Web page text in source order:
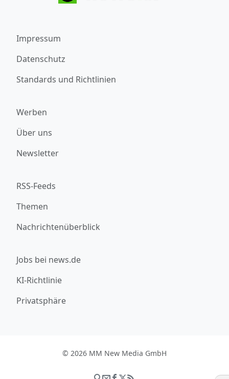
Impressum
Datenschutz
Standards und Richtlinien
Werben
Über uns
Newsletter
RSS-Feeds
Themen
Nachrichtenüberblick
Jobs bei news.de
KI-Richtlinie
Privatsphäre
© 2026 MM New Media GmbH